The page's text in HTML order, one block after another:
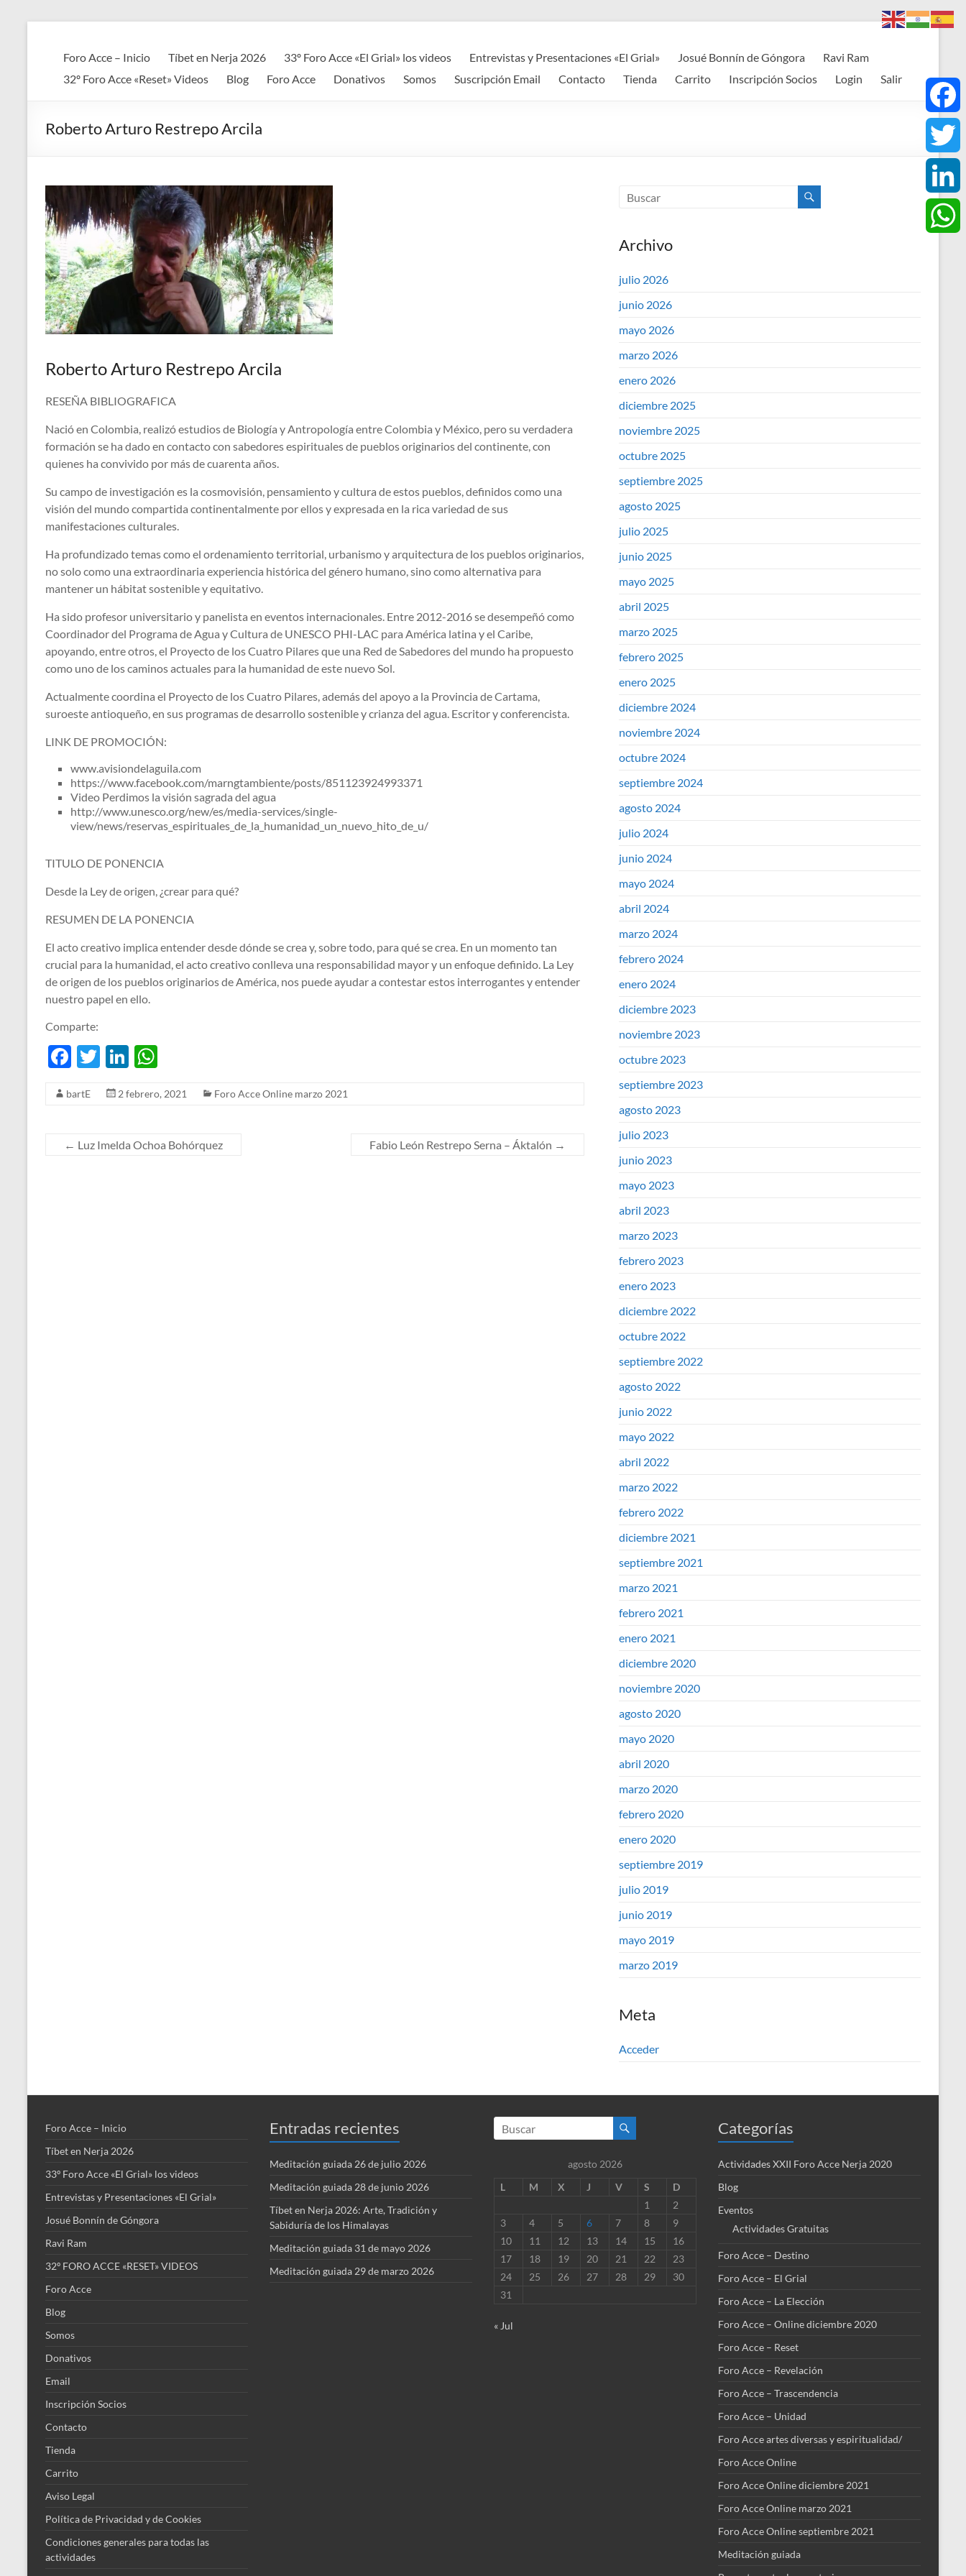
contenidoForo
ACCE
+
Espiritualidad
Foro Acce – Inicio Tíbet en Nerja 2026 33º Foro Acce «El Grial» los videos Entrevistas y Presentaciones «El Grial» Josué Bonnín de Góngora
Ravi Ram
32º Foro Acce «Reset» Videos
Blog Foro Acce Donativos Somos Suscripción Email Contacto Tienda Carrito Inscripción Socios Login Salir
Roberto Arturo Restrepo Arcila
Roberto Arturo Restrepo Arcila
RESEÑA BIBLIOGRAFICA
Nació en Colombia, realizó estudios de Biología y Antropología entre Colombia y México, pero su verdadera
formación se ha dado en contacto con sabedores espirituales de pueblos originarios del continente, con
quienes ha convivido por más de cuarenta años.
Su campo de investigación es la cosmovisión, pensamiento y cultura de estos pueblos, definidos como una
visión del mundo compartida continentalmente por ellos y expresada en la rica variedad de sus
manifestaciones culturales.
Ha profundizado temas como el ordenamiento territorial, urbanismo y arquitectura de los pueblos originarios,
no solo como una extraordinaria experiencia histórica del género humano, sino como alternativa para
mantener un hábitat sostenible y equitativo.
Ha sido profesor universitario y panelista en eventos internacionales. Entre 2012-2016 se desempeñó como
Coordinador del Programa de Agua y Cultura de UNESCO PHI-LAC para América latina y el Caribe,
apoyando, entre otros, el Proyecto de los Cuatro Pilares que una Red de Sabedores del mundo ha propuesto
como uno de los caminos actuales para la humanidad de este nuevo Sol.
Actualmente coordina el Proyecto de los Cuatro Pilares, además del apoyo a la Provincia de Cartama,
suroeste antioqueño, en sus programas de desarrollo sostenible y crianza del agua. Escritor y conferencista.
LINK DE PROMOCIÓN:
www.avisiondelaguila.com
https://www.facebook.com/marngtambiente/posts/851123924993371
Video Perdimos la visión sagrada del agua
http://www.unesco.org/new/es/media-services/single-
view/news/reservas_espirituales_de_la_humanidad_un_nuevo_hito_de_u/
TITULO DE PONENCIA
Desde la Ley de origen, ¿crear para qué?
RESUMEN DE LA PONENCIA
El acto creativo implica entender desde dónde se crea y, sobre todo, para qué se crea. En un momento tan
crucial para la humanidad, el acto creativo conlleva una responsabilidad mayor y un enfoque definido. La Ley
de origen de los pueblos originarios de América, nos puede ayudar a contestar estos interrogantes y entender
nuestro papel en ello.
Comparte:
F
e
o
T
itt
Li
k
dI
at
A
bartE 2 febrero, 2021 Foro Acce Online marzo 2021
← Luz Imelda Ochoa Bohórquez Fabio León Restrepo Serna – Áktalón →
Archivo
julio 2026
junio 2026
mayo 2026
marzo 2026
enero 2026
diciembre 2025
noviembre 2025
octubre 2025
septiembre 2025
agosto 2025
julio 2025
junio 2025
mayo 2025
abril 2025
marzo 2025
febrero 2025
enero 2025
diciembre 2024
noviembre 2024
octubre 2024
septiembre 2024
agosto 2024
julio 2024
junio 2024
mayo 2024
abril 2024
marzo 2024
febrero 2024
enero 2024
diciembre 2023
noviembre 2023
octubre 2023
septiembre 2023
agosto 2023
julio 2023
junio 2023
mayo 2023
abril 2023
marzo 2023
febrero 2023
enero 2023
diciembre 2022
octubre 2022
septiembre 2022
agosto 2022
junio 2022
mayo 2022
abril 2022
marzo 2022
febrero 2022
diciembre 2021
septiembre 2021
marzo 2021
febrero 2021
enero 2021
diciembre 2020
noviembre 2020
agosto 2020
mayo 2020
abril 2020
marzo 2020
febrero 2020
enero 2020
septiembre 2019
julio 2019
junio 2019
mayo 2019
marzo 2019
Meta
Acceder
Foro Acce – Inicio
Tíbet en Nerja 2026
33º Foro Acce «El Grial» los videos
Entrevistas y Presentaciones «El Grial»
Josué Bonnín de Góngora
Ravi Ram
32º FORO ACCE «RESET» VIDEOS
Foro Acce
Blog
Somos
Donativos
Email
Inscripción Socios
Contacto
Tienda
Carrito
Aviso Legal
Política de Privacidad y de Cookies
Condiciones generales para todas las
actividades
Entradas recientes
Meditación guiada 26 de julio 2026
Meditación guiada 28 de junio 2026
Tíbet en Nerja 2026: Arte, Tradición y
Sabiduría de los Himalayas
Meditación guiada 31 de mayo 2026
Meditación guiada 29 de marzo 2026
agosto 2026
L
M X J V S
D
1
2
3
4 5 6 7 8
9
10
11 12 13 14 15
16
17
18 19 20 21 22
23
24
25 26 27 28 29
30
31
« Jul
Categorías
Actividades XXII Foro Acce Nerja 2020
Blog
Eventos
Actividades Gratuitas
Foro Acce – Destino
Foro Acce – El Grial
Foro Acce – La Elección
Foro Acce – Online diciembre 2020
Foro Acce – Reset
Foro Acce – Revelación
Foro Acce – Trascendencia
Foro Acce – Unidad
Foro Acce artes diversas y espiritualidad/
Foro Acce Online
Foro Acce Online diciembre 2021
Foro Acce Online marzo 2021
Foro Acce Online septiembre 2021
Meditación guiada
F
a
c
e
T
w
L